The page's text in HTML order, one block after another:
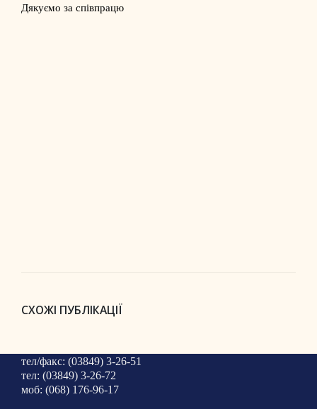
Дякуємо за співпрацю
СХОЖІ ПУБЛІКАЦІЇ
тел/факс: (03849) 3-26-51
тел: (03849) 3-26-72
моб: (068) 176-96-17